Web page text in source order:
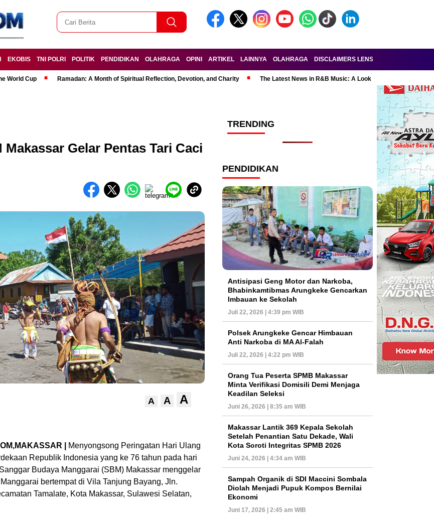
EKOBIS TNI POLRI POLITIK PENDIDIKAN OLAHRAGA OPINI ARTIKEL LAINNYA OLAHRAGA DISCLAIMERS LENSA-RAKYAT.COM
World Cup Ramadan: A Month of Spiritual Reflection, Devotion, and Charity The Latest News in R&B Music: A Look at Super Bowl
Gelar Pentas Tari Caci
A A A
|
Menyongsong Peringatan Hari Ulang
Republik Indonesia yang ke 76 tahun pada hari
Budaya Manggarai (SBM) Makassar menggelar
bertempat di Vila Tanjung Bayang, Jln.
Tamalate, Kota Makassar, Sulawesi Selatan,
TRENDING
PENDIDIKAN
Antisipasi Geng Motor dan Narkoba,
Bhabinkamtibmas Arungkeke Gencarkan
Imbauan ke Sekolah
Juli 22, 2026 | 4:39 pm WIB
Polsek Arungkeke Gencar Himbauan
Anti Narkoba di MA Al-Falah
Juli 22, 2026 | 4:22 pm WIB
Orang Tua Peserta SPMB Makassar
Minta Verifikasi Domisili Demi Menjaga
Keadilan Seleksi
Juni 26, 2026 | 8:35 am WIB
Makassar Lantik 369 Kepala Sekolah
Setelah Penantian Satu Dekade, Wali
Kota Soroti Integritas SPMB 2026
Juni 24, 2026 | 4:34 am WIB
Sampah Organik di SDI Maccini Sombala
Diolah Menjadi Pupuk Kompos Bernilai
Ekonomi
Juni 17, 2026 | 2:45 am WIB